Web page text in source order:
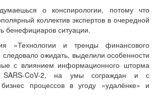
о конспирологии, потому что
коллектив экспертов в очередной
бенефициаров ситуации.
«Технологии и тренды финансового
ожидать, выделили особенности
с влиянием информационного шторма
SARS-CoV-2, на умы сограждан и с
процессов в угоду «удалёнке» и